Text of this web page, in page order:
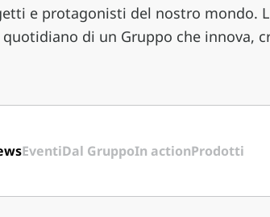
e protagonisti del nostro mondo.
di un Gruppo che innova,
EventiDal GruppoIn actionProdotti